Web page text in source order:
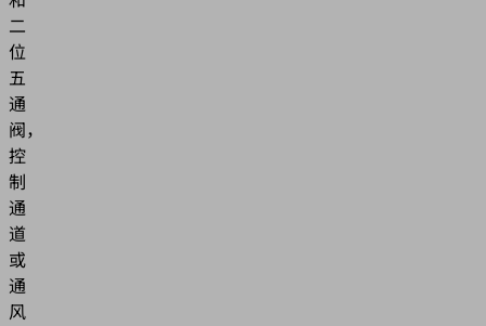
二
位
五
通
阀，
控
制
通
道
或
通
风